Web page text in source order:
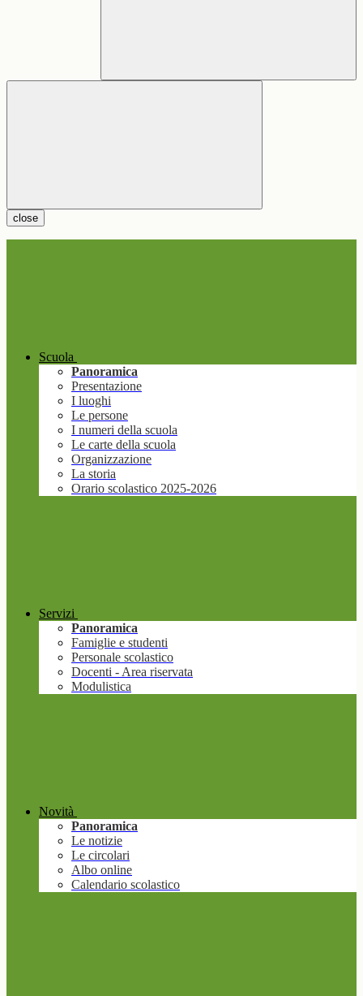
close
Scuola
Panoramica
Presentazione
I luoghi
Le persone
I numeri della scuola
Le carte della scuola
Organizzazione
La storia
Orario scolastico 2025-2026
Servizi
Panoramica
Famiglie e studenti
Personale scolastico
Docenti - Area riservata
Modulistica
Novità
Panoramica
Le notizie
Le circolari
Albo online
Calendario scolastico